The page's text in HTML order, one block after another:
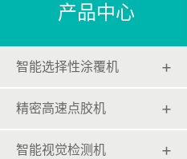
产品中心
智能选择性涂覆机
精密高速点胶机
智能视觉检测机